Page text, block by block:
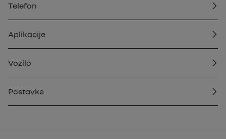
Telefon
Aplikacije
Vozilo
Postavke